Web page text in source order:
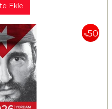
Ekle
%50